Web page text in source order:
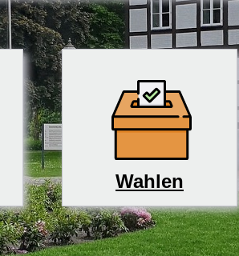
Wahlen